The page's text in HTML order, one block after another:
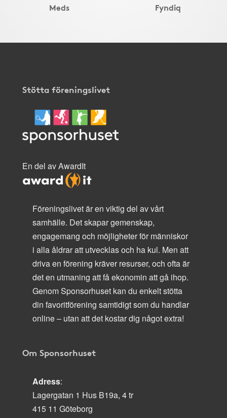
Meds Fyndiq
Stötta föreningslivet
En del av AwardIt
Föreningslivet är en viktig del av vårt
samhälle. Det skapar gemenskap,
engagemang och möjligheter för människor
i alla åldrar att utvecklas och ha kul. Men att
driva en förening kräver resurser, och ofta är
det en utmaning att få ekonomin att gå ihop.
Genom Sponsorhuset kan du enkelt stötta
din favoritförening samtidigt som du handlar
online – utan att det kostar dig något extra!
Om Sponsorhuset
Adress:
Lagergatan 1 Hus B19a, 4 tr
415 11 Göteborg